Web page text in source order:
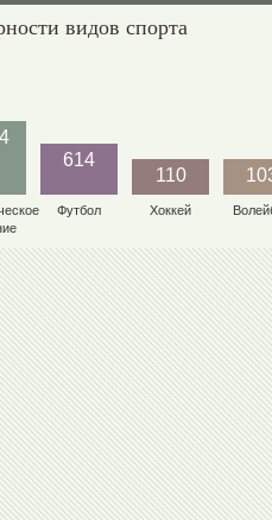
видов спорта
614
Футбол
110
Хоккей